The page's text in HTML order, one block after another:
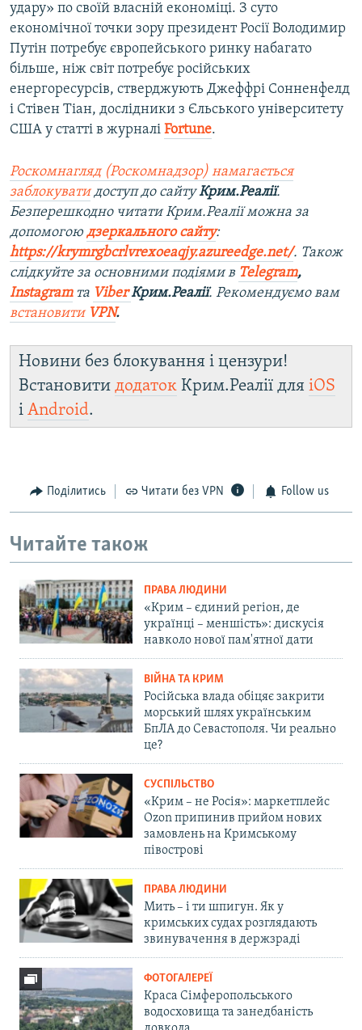
удару» по своїй власній економіці. З суто
економічної точки зору президент Росії Володимир
Путін потребує європейського ринку набагато
більше, ніж світ потребує російських
енергоресурсів, стверджують Джеффрі Сонненфелд
і Стівен Тіан, дослідники з Єльського університету
США у статті в журналі Fortune.
Роскомнагляд (Роскомнадзор) намагається
заблокуватидоступ до сайтуКрим.Реалії.
Безперешкодно читати Крим.Реалії можна за
допомогою дзеркального сайту:
https://krymrgbcrlvrexoeaqjy.azureedge.net/. Також
слідкуйте за основними подіями в Telegram,
Instagramта ViberКрим.Реалії. Рекомендуємо вам
встановити VPN.
Новини без блокування і цензури!
Встановити додаток Крим.Реалії для iOS
і Android.
Поділитись Читати без VPN Follow us
Читайте також
ПРАВА ЛЮДИНИ
«Крим – єдиний регіон, де
українці – меншість»: дискусія
навколо нової пам'ятної дати
ВІЙНА ТА КРИМ
Російська влада обіцяє закрити
морський шлях українським
БпЛА до Севастополя. Чи реально
це?
СУСПІЛЬСТВО
«Крим – не Росія»: маркетплейс
Ozon припинив прийом нових
замовлень на Кримському
півострові
ПРАВА ЛЮДИНИ
Мить – і ти шпигун. Як у
кримських судах розглядають
звинувачення в держзраді
ФОТОГАЛЕРЕЇ
Краса Сімферопольського
водосховища та занедбаність